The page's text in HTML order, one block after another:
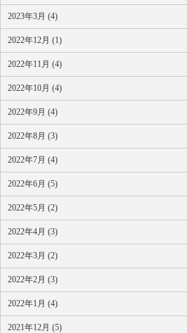
2023年3月 (4)
2022年12月 (1)
2022年11月 (4)
2022年10月 (4)
2022年9月 (4)
2022年8月 (3)
2022年7月 (4)
2022年6月 (5)
2022年5月 (2)
2022年4月 (3)
2022年3月 (2)
2022年2月 (3)
2022年1月 (4)
2021年12月 (5)